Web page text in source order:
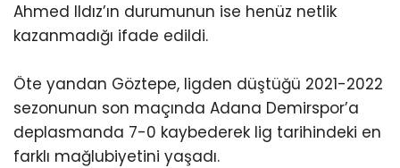
Ahmed Ildız’ın durumunun ise henüz netlik
kazanmadığı ifade edildi.
Öte yandan Göztepe, ligden düştüğü 2021-2022
sezonunun son maçında Adana Demirspor’a
deplasmanda 7-0 kaybederek lig tarihindeki en
farklı mağlubiyetini yaşadı.